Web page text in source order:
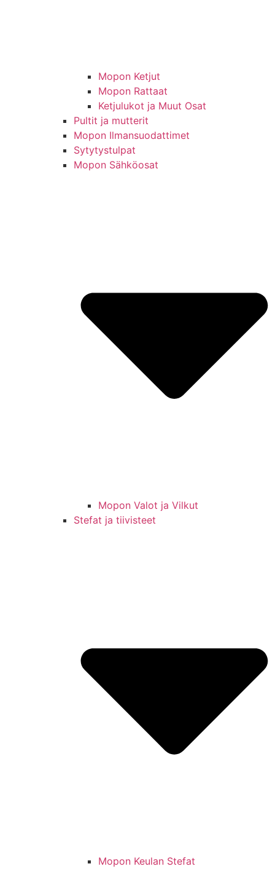
Mopon Ketjut
Mopon Rattaat
Ketjulukot ja Muut Osat
Pultit ja mutterit
Mopon Ilmansuodattimet
Sytytystulpat
Mopon Sähköosat
Mopon Valot ja Vilkut
Stefat ja tiivisteet
Mopon Keulan Stefat